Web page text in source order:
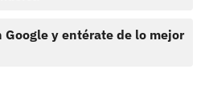
Google y entérate de lo mejor